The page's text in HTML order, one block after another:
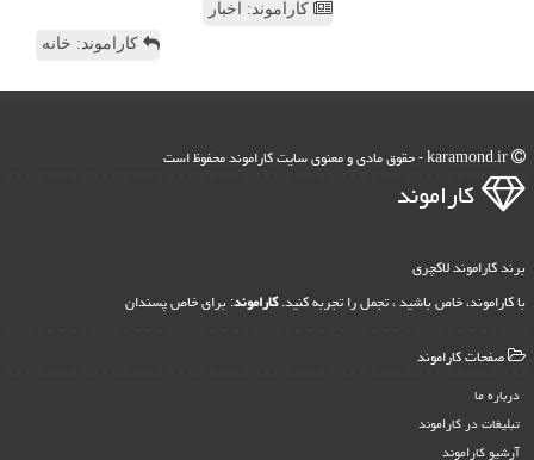
کاراموند: اخبار
کاراموند: خانه
كاراموند
برند کاراموند لاکچری
با کاراموند، خاص باشید ، تجمل را تجربه کنید.کاراموند: برای خاص پسندان
صفحات كاراموند
درباره ما
تبلیغات در كاراموند
آرشیو كاراموند